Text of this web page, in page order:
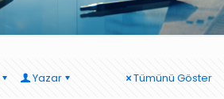
Yazar Tümünü Göster